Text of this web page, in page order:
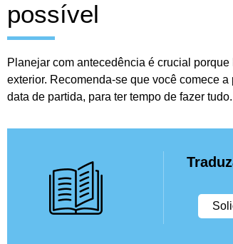
possível
Planejar com antecedência é crucial
exterior. Recomenda-se que você comece
data de partida, para ter tempo de fazer tudo.